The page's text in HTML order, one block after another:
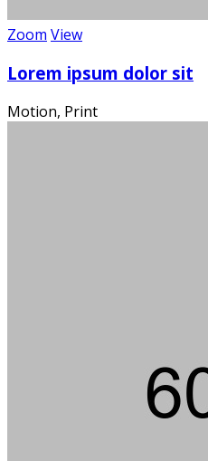
Zoom View
Lorem ipsum dolor sit
Motion, Print